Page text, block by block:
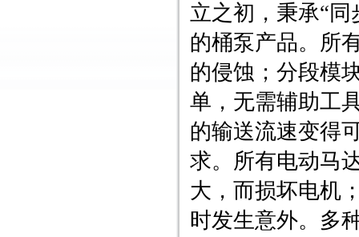
立之初，秉承“
的桶泵产品。所
的侵蚀；分段模
单，无需辅助工
的输送流速变得
求。所有电动马
大，而损坏电机
时发生意外。多